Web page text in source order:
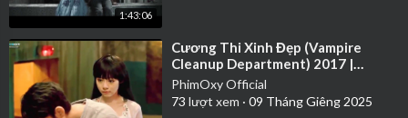
1:43:06
⁣Cương Thi Xinh Đẹp (Vampire
Cleanup Department) 2017 |
Thuyết Minh
PhimOxy Official
73 lượt xem · 09 Tháng Giêng 2025